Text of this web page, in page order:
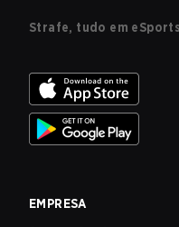
Strafe, tudo em eSports
EMPRESA